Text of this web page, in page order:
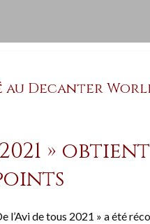
au Decanter
»
l’Avi de tous 2021 » a été